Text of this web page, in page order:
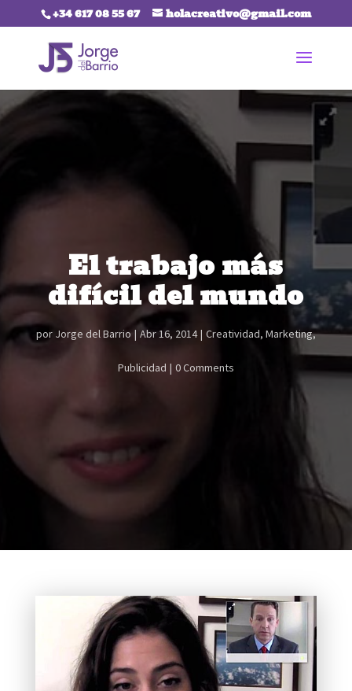
+34 617 08 55 67 holacreativo@gmail.com
El trabajo más
difícil del mundo
por Jorge del Barrio Abr 16, 2014 Creatividad, Marketing,
Publicidad 0 Comments